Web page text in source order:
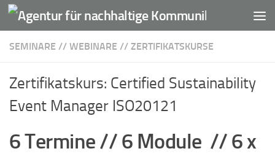
Unter dem Inhalt
SEMINARE // WEBINARE // ZERTIFIKATSKURSE
Zertifikatskurs: Certified Sustainability
Event Manager ISO20121
6 Termine // 6 Module // 6 x